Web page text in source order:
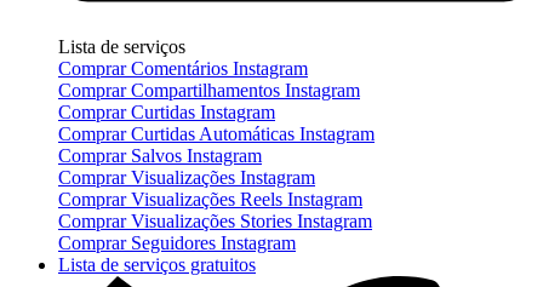
Lista de serviços
Comprar Comentários Instagram
Comprar Compartilhamentos Instagram
Comprar Curtidas Instagram
Comprar Curtidas Automáticas Instagram
Comprar Salvos Instagram
Comprar Visualizações Instagram
Comprar Visualizações Reels Instagram
Comprar Visualizações Stories Instagram
Comprar Seguidores Instagram
Lista de serviços gratuitos